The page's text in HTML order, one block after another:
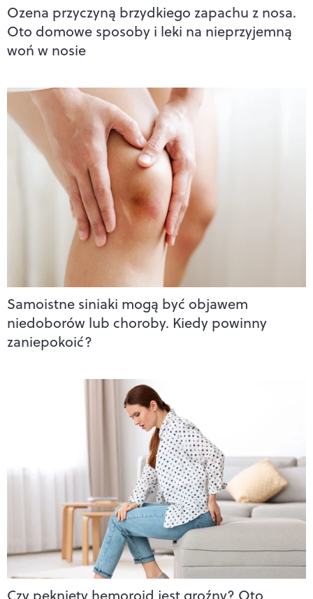
Ozena przyczyną brzydkiego zapachu z nosa.
Oto domowe sposoby i leki na nieprzyjemną
woń w nosie
Samoistne siniaki mogą być objawem
niedoborów lub choroby. Kiedy powinny
zaniepokoić?